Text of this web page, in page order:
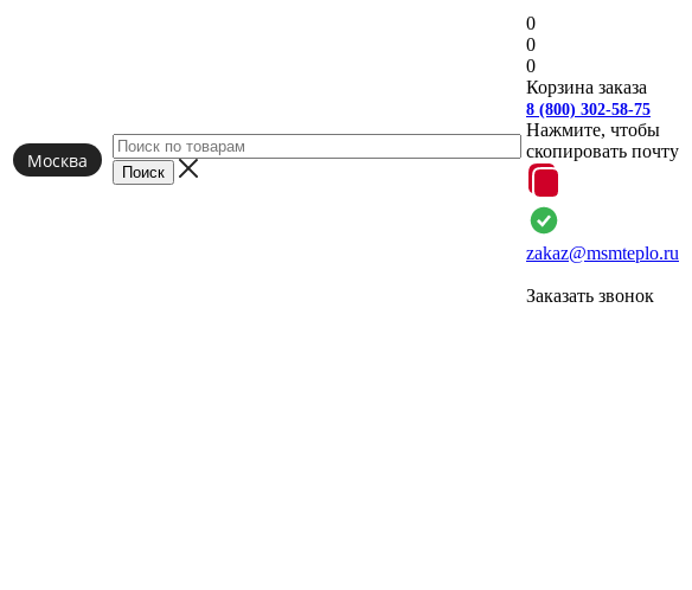
Москва
0
0
0
Корзина заказа
8 (800) 302-58-75
Нажмите, чтобы
скопировать почту
zakaz@msmteplo.ru
Заказать звонок